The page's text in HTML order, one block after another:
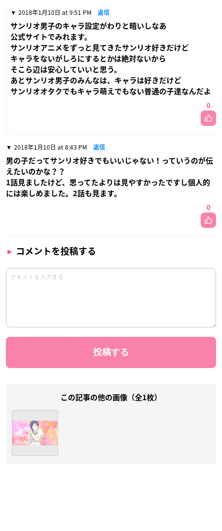
2018年1月10日 at 9:51 PM 返信
サンリオ男子のキャラ設定がわりと暗いしなあ
公式サイトでみれます。
サンリオアニメをずっと見てきたサンリオ好きだけど
キャラをないがしろにするとかは絶対ないから
そこら辺は安心していいと思う。
あとサンリオ男子のみんなは、キャラは好きだけど
サンリオオタクでもキャラ萌えでもない普通の子達なんだよ
0
2018年1月10日 at 8:43 PM 返信
男の子だってサンリオ好きでもいいじゃない！っていうのが伝
えたいのかな？？
1話見ましたけど、思ってたよりは見やすかったですし個人的
には楽しめました。2話も見ます。
0
コメントを投稿する
この記事の他の画像（全1枚）